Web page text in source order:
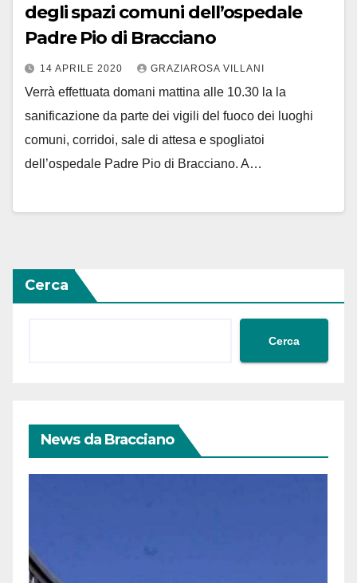
degli spazi comuni dell’ospedale
Padre Pio di Bracciano
14 APRILE 2020 GRAZIAROSA VILLANI
Verrà effettuata domani mattina alle 10.30 la la
sanificazione da parte dei vigili del fuoco dei luoghi
comuni, corridoi, sale di attesa e spogliatoi
dell’ospedale Padre Pio di Bracciano. A…
Cerca
Cerca
News da Bracciano